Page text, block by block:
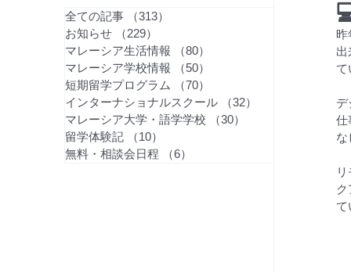
全ての記事 （313）
お知らせ
（229）
マレーシア生活情報
（80）
マレーシア学校情報
（50）
短期留学プログラム
（70）
インターナショナルスクール
（32）
マレーシア大学・語学学校
（30）
留学体験記
（10）
無料・相談会日程
（6）
昨
出
て
デ
仕
な
て